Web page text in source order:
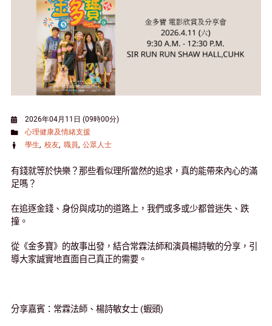
2026年04月11日 (09時00分)
心理健康及情緒支援
學生 校友 職員 公眾人士
有錢就等於快樂？那些看似理所當然的追求，真的能帶來內心的滿
足嗎？
在追逐金錢、身份與成功的道路上，我們或多或少都曾迷失、跌
撞。
從《金多寶》的故事出發，結合常霖法師和演員楊詩敏的分享，引
導大家誠實地直面自己真正的需要。
分享嘉賓：常霖法師、楊詩敏女士 (蝦頭)